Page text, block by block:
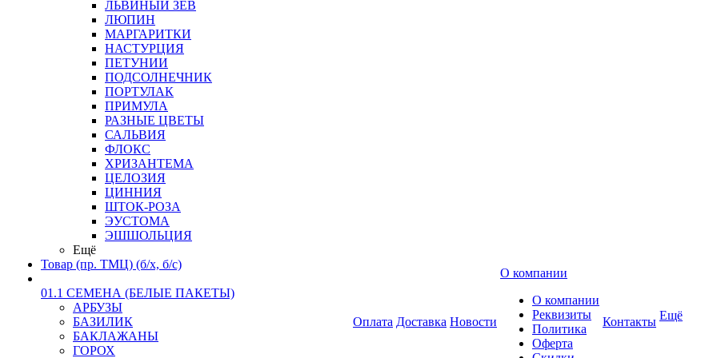
ЛЬВИНЫЙ ЗЕВ
ЛЮПИН
МАРГАРИТКИ
НАСТУРЦИЯ
ПЕТУНИИ
ПОДСОЛНЕЧНИК
ПОРТУЛАК
ПРИМУЛА
РАЗНЫЕ ЦВЕТЫ
САЛЬВИЯ
ФЛОКС
ХРИЗАНТЕМА
ЦЕЛОЗИЯ
ЦИННИЯ
ШТОК-РОЗА
ЭУСТОМА
ЭШШОЛЬЦИЯ
Ещё
Товар (пр. ТМЦ) (б/х, б/с)
01.1 СЕМЕНА (БЕЛЫЕ ПАКЕТЫ)
АРБУЗЫ
БАЗИЛИК
БАКЛАЖАНЫ
ГОРОХ
Оплата Доставка Новости
О компании
О компании
Реквизиты
Политика
Оферта
Контакты Ещё